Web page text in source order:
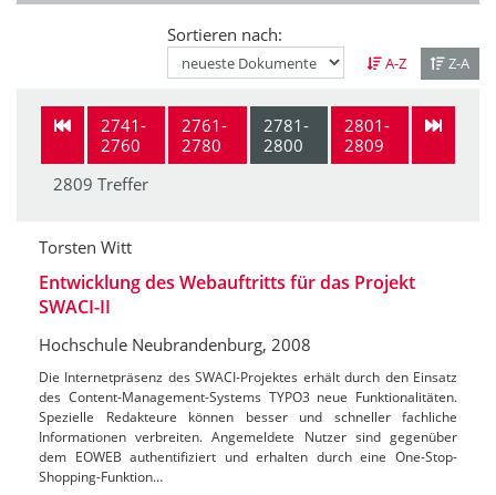
Sortieren nach:
A-Z Z-A
2741-
2760
2761-
2780
2781-
2800
2801-
2809
2809 Treffer
Torsten Witt
Entwicklung des Webauftritts für das Projekt
SWACI-II
Hochschule Neubrandenburg, 2008
Die Internetpräsenz des SWACI-Projektes erhält durch den Einsatz
des Content-Management-Systems TYPO3 neue Funktionalitäten.
Spezielle Redakteure können besser und schneller fachliche
Informationen verbreiten. Angemeldete Nutzer sind gegenüber
dem EOWEB authentifiziert und erhalten durch eine One-Stop-
Shopping-Funktion…